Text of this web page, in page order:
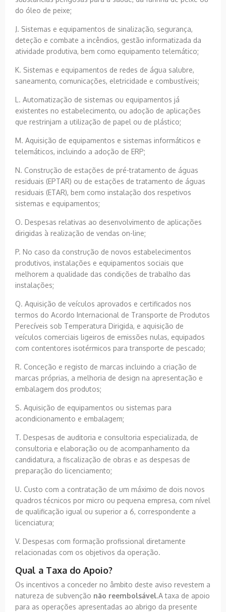
do óleo de peixe;
J. Sistemas e equipamentos de sinalização, segurança,
deteção e combate a incêndios, gestão informatizada da
atividade produtiva, bem como equipamento telemático;
K. Sistemas e equipamentos de redes de água salubre,
saneamento, comunicações, eletricidade e combustíveis;
L. Automatização de sistemas ou equipamentos já
existentes no estabelecimento, ou adoção de aplicações
que restrinjam a utilização de papel ou de plástico;
M. Aquisição de equipamentos e sistemas informáticos e
telemáticos, incluindo a adoção de ERP;
N. Construção de estações de pré-tratamento de águas
residuais (EPTAR) ou de estações de tratamento de águas
residuais (ETAR), bem como instalação dos respetivos
sistemas e equipamentos;
O. Despesas relativas ao desenvolvimento de aplicações
dirigidas à realização de vendas on-line;
P. No caso da construção de novos estabelecimentos
produtivos, instalações e equipamentos sociais que
melhorem a qualidade das condições de trabalho das
instalações;
Q. Aquisição de veículos aprovados e certificados nos
termos do Acordo Internacional de Transporte de Produtos
Perecíveis sob Temperatura Dirigida, e aquisição de
veículos comerciais ligeiros de emissões nulas, equipados
com contentores isotérmicos para transporte de pescado;
R. Conceção e registo de marcas incluindo a criação de
marcas próprias, a melhoria de design na apresentação e
embalagem dos produtos;
S. Aquisição de equipamentos ou sistemas para
acondicionamento e embalagem;
T. Despesas de auditoria e consultoria especializada, de
consultoria e elaboração ou de acompanhamento da
candidatura, a fiscalização de obras e as despesas de
preparação do licenciamento;
U. Custo com a contratação de um máximo de dois novos
quadros técnicos por micro ou pequena empresa, com nível
de qualificação igual ou superior a 6, correspondente a
licenciatura;
V. Despesas com formação profissional diretamente
relacionadas com os objetivos da operação.
Qual a Taxa do Apoio?
Os incentivos a conceder no âmbito deste aviso revestem a
natureza de subvenção não reembolsável.A taxa de apoio
para as operações apresentadas ao abrigo da presente